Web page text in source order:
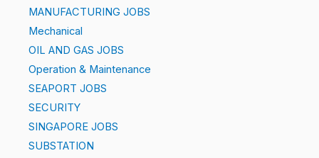
MANUFACTURING JOBS
Mechanical
OIL AND GAS JOBS
Operation & Maintenance
SEAPORT JOBS
SECURITY
SINGAPORE JOBS
SUBSTATION